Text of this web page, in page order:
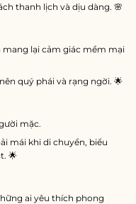
thanh lịch và dịu dàng. 🌸
mang lại cảm giác mềm mại
quý phái và rạng ngời. 🌟
mặc.
mái khi di chuyển, biểu
🌟
ai yêu thích phong